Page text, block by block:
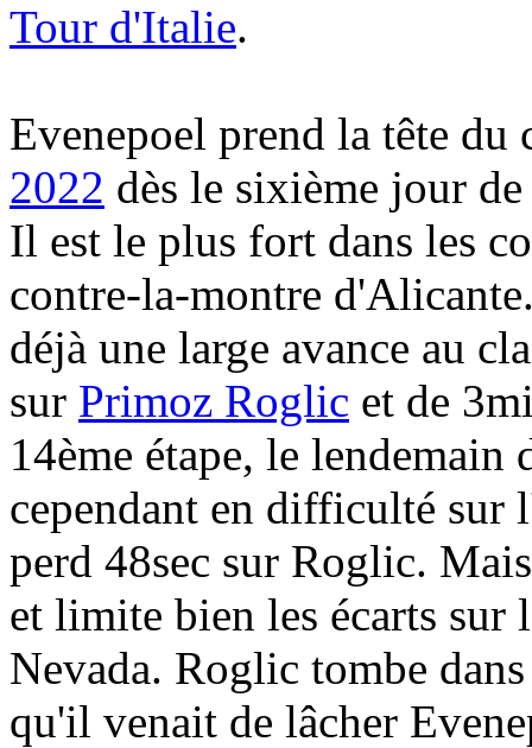
Tour d'Italie.
Evenepoel prend la tête du
2022 dès le sixième jour
Il est le plus fort dans les
contre-la-montre
déjà une large avance au
sur Primoz Roglic et de
14ème étape, le lendemain
cependant en difficulté sur
perd 48sec sur Roglic.
et limite bien les écarts sur
Nevada. Roglic tombe
qu'il venait de lâcher